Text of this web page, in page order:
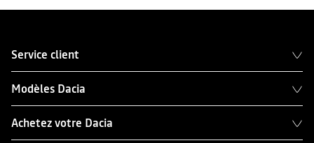
Service client
Modèles Dacia
Achetez votre Dacia